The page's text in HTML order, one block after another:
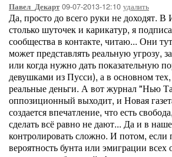
Павел_Декарт09-07-2013-12:10 удалить
Да, просто до всего руки не доходят. В
столько шуточек и карикатур, я
сообщества в контакте, читаю... Они
может представлять реальную угрозу,
или когда нужно дать показательную
девушками из Пусси), а в основном тех,
реальные деньги. А вот журнал "Нью
оппозиционный выходит, и Новая
создается впечатление, что есть
сделать всё равно не дают... Да и в
контролировать сложно. И потом, если
вероятность бунта или эмиграции